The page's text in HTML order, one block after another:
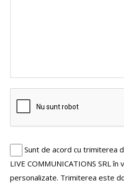
Sunt de acord cu trimiterea
LIVE COMMUNICATIONS SRL
personalizate. Trimiterea este